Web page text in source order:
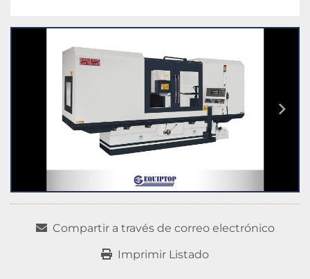
Compartir a través de correo electrónico
Imprimir Listado